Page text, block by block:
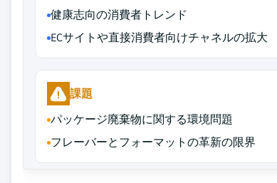
健康志向の消費者トレンド
ECサイトや直接消費者向けチャネルの拡大
課題
パッケージ廃棄物に関する環境問題
フレーバーとフォーマットの革新の限界